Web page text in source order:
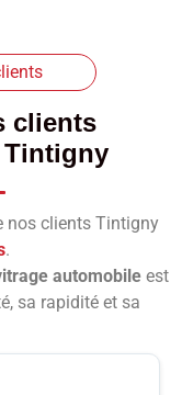
clients
nos clients Tintigny
.
automobileest
sa rapidité et sa